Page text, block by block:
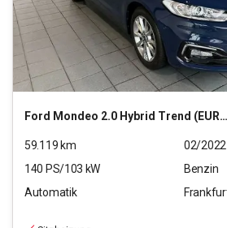
Ford Mondeo 2.0 Hybrid Trend (EURO 6d)
59.119 km
02/2022
140 PS/103 kW
Benzin
Automatik